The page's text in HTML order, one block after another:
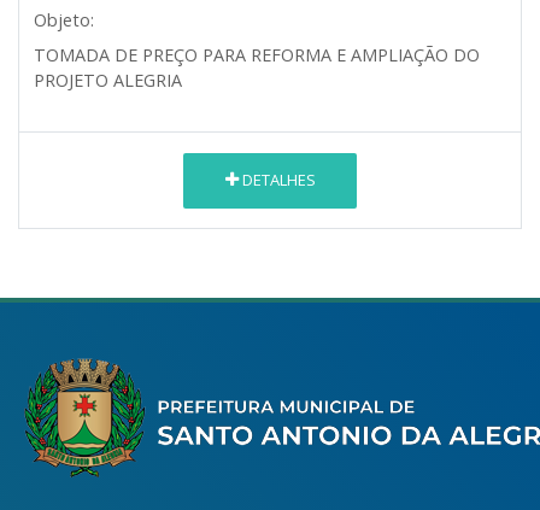
Objeto:
TOMADA DE PREÇO PARA REFORMA E AMPLIAÇÃO DO
PROJETO ALEGRIA
DETALHES